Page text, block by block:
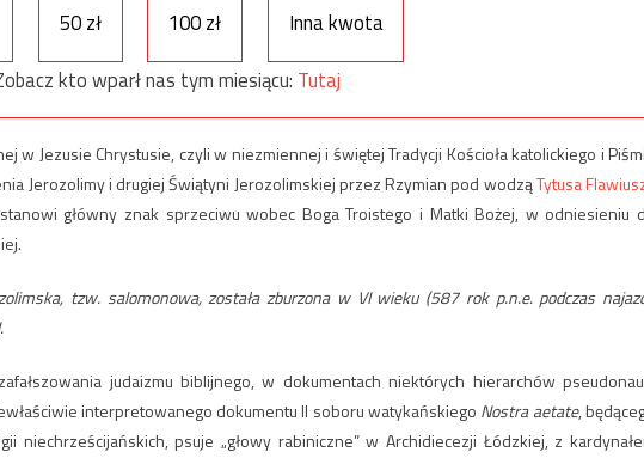
50 zł 100 zł
Inna kwota
kto wparł nas tym miesiącu: Tutaj
w Jezusie Chrystusie, czyli w niezmiennej i świętej Tradycji Kościoła katolickiego i
Jerozolimy i drugiej Świątyni Jerozolimskiej przez Rzymian pod wodząTytusa
główny znak sprzeciwu wobec Boga Troistego i Matki Bożej, w odniesieniu
tzw. salomonowa, została zburzona w VI wieku (587 rok p.n.e. podczas
judaizmu biblijnego, w dokumentach niektórych hierarchów
interpretowanego dokumentu II soboru watykańskiego Nostra aetate,
niechrześcijańskich, psuje „głowy rabiniczne” w Archidiecezji Łódzkiej, z